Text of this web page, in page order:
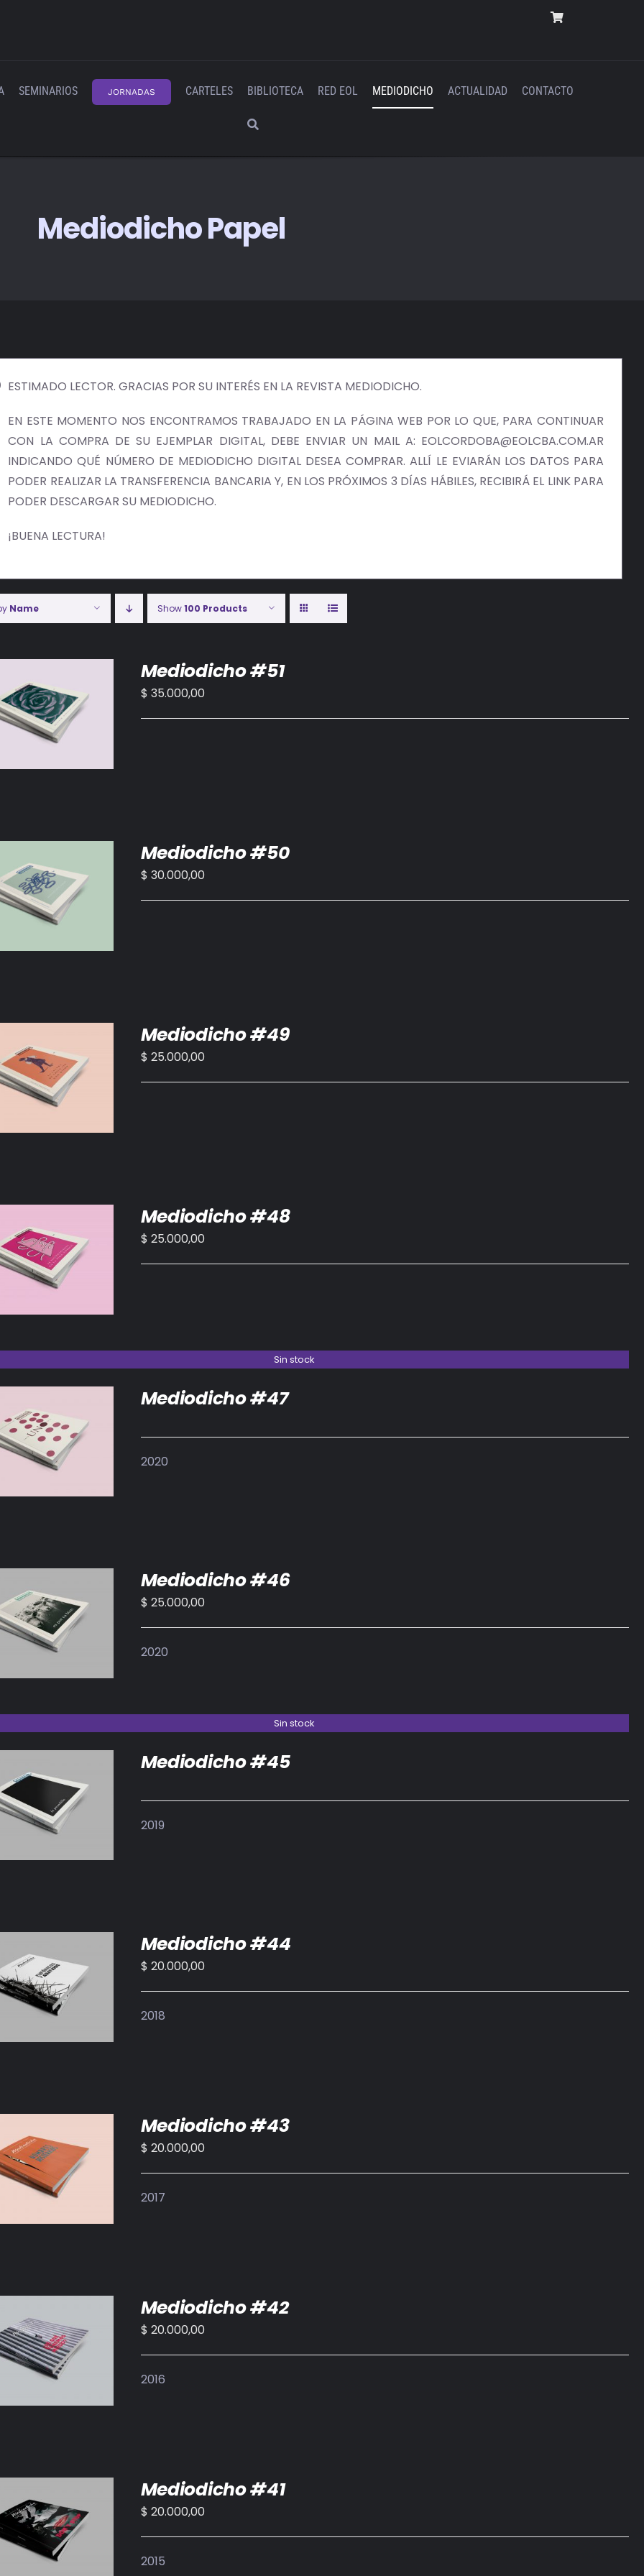
SEMINARIOS JORNADAS CARTELES BIBLIOTECA RED EOL MEDIODICHO ACTUALIDAD CONTACTO
Mediodicho Papel
ESTIMADO LECTOR. GRACIAS POR SU INTERÉS EN LA REVISTA MEDIODICHO.
EN ESTE MOMENTO NOS ENCONTRAMOS TRABAJADO EN LA PÁGINA WEB POR LO QUE, PARA CONTINUAR
CON LA COMPRA DE SU EJEMPLAR DIGITAL, DEBE ENVIAR UN MAIL A: EOLCORDOBA@EOLCBA.COM.AR
INDICANDO QUÉ NÚMERO DE MEDIODICHO DIGITAL DESEA COMPRAR. ALLÍ LE EVIARÁN LOS DATOS PARA
PODER REALIZAR LA TRANSFERENCIA BANCARIA Y, EN LOS PRÓXIMOS 3 DÍAS HÁBILES, RECIBIRÁ EL LINK PARA
PODER DESCARGAR SU MEDIODICHO.
¡BUENA LECTURA!
Name Show100 Products
AL CARRITO
DETALLES
Mediodicho #51
$ 35.000,00
AL CARRITO
DETALLES
Mediodicho #50
$ 30.000,00
AL CARRITO
DETALLES
Mediodicho #49
$ 25.000,00
AL CARRITO
DETALLES
Mediodicho #48
$ 25.000,00
Sin stock
DETALLES
Mediodicho #47
2020
AL CARRITO
DETALLES
Mediodicho #46
$ 25.000,00
2020
Sin stock
DETALLES
Mediodicho #45
2019
AL CARRITO
DETALLES
Mediodicho #44
$ 20.000,00
2018
AL CARRITO
DETALLES
Mediodicho #43
$ 20.000,00
2017
AL CARRITO
DETALLES
Mediodicho #42
$ 20.000,00
2016
AL CARRITO
DETALLES
Mediodicho #41
$ 20.000,00
2015